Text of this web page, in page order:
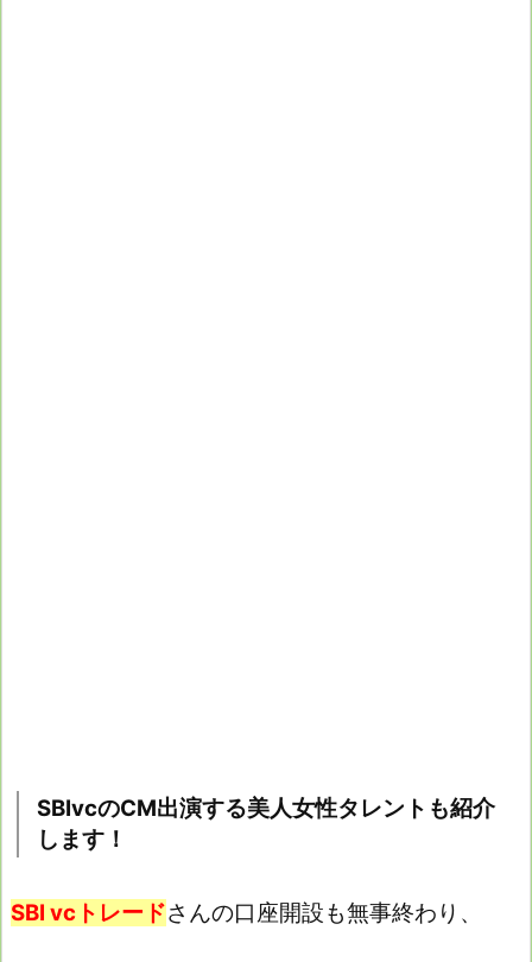
SBIvcのCM出演する美人女性タレントも紹介
します！
SBI vcトレードさんの口座開設も無事終わり、